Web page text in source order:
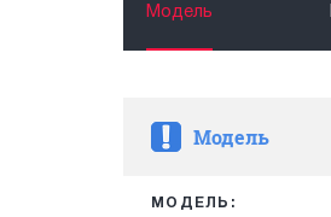
Модель
Модель
МОДЕЛЬ: